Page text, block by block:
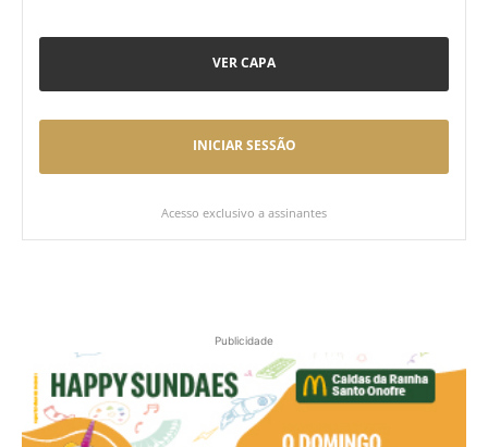
VER CAPA
INICIAR SESSÃO
Acesso exclusivo a assinantes
Publicidade